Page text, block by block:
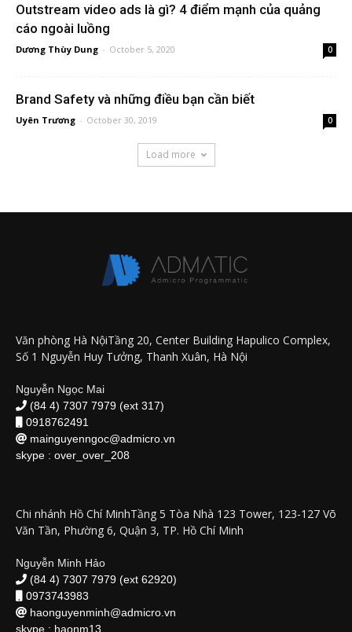
Outstream video ads là gì? 4 điểm mạnh của quảng
cáo ngoài luồng
Dương Thùy Dung - October 5, 2020 0
Brand Safety và những điều bạn cần biết
Uyên Trương - October 30, 2019 0
Load more
Văn phòng Hà NộiTầng 20, Center Building Hapulico Complex,
Số 1 Nguyễn Huy Tưởng, Thanh Xuân, Hà Nội
Nguyễn Ngọc Mai
(84 4) 7307 7979 (ext 317)
0918762491
mainguyenngoc@admicro.vn
skype : over_over_208
Chi nhánh Hồ Chí MinhTầng 5 Tòa Nhà 123 Tower, 123-127 Võ
Văn Tần, Phường 6, Quận 3, TP. Hồ Chí Minh
Nguyễn Minh Hảo
(84 4) 7307 7979 (ext 62920)
0973743983
haonguyenminh@admicro.vn
skype : haonm13